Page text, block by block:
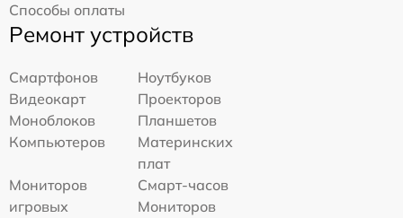
Способы оплаты
Ремонт устройств
Смартфонов
Ноутбуков
Видеокарт
Проекторов
Моноблоков
Планшетов
Компьютеров
Материнских
плат
Мониторов
Смарт-часов
игровых
Мониторов